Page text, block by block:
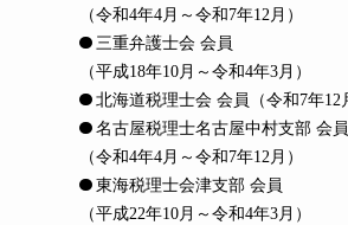
（令和4年4月～令和7年12月）
三重弁護士会 会員
（平成18年10月～令和4年3月）
北海道税理士会 会員
（令和7年12
名古屋税理士名古屋中村支部 会員
（令和4年4月～令和7年12月）
東海税理士会津支部 会員
（平成22年10月～令和4年3月）